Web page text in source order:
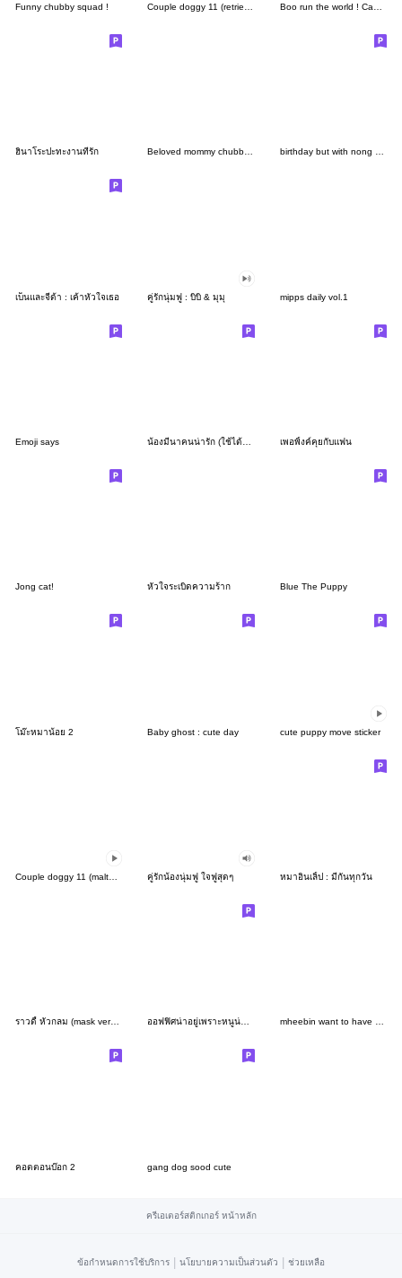
Funny chubby squad !
ฮินาโระปะทะงานที่รัก Beloved mommy chubby cat birthday but with nong mena
เบ็นและจีด้า : เค้าหัวใจเธอ คู่รักนุ่มฟู : บิบิ & มุมุ mipps daily vol.1
Emoji says เพอพิ้งค์คุยกับแฟน
Jong cat! หัวใจระเบิดความร้าก Blue The Puppy
โม๊ะหมาน้อย 2 Baby ghost : cute day cute puppy move sticker
คู่รักน้องนุ่มฟู ใจฟูสุดๆ หมาอินเลิ้ป : มีกันทุกวัน
ราวดี้ หัวกลม (mask version) ออฟฟิศน่าอยู่เพราะหนูน่ารัก mheebin want to have a boyfriend
คอตตอนบ๊อก 2 gang dog sood cute
ครีเอเตอร์สติกเกอร์ หน้าหลัก
ข้อกำหนดการใช้บริการ | นโยบายความเป็นส่วนตัว | ช่วยเหลือ